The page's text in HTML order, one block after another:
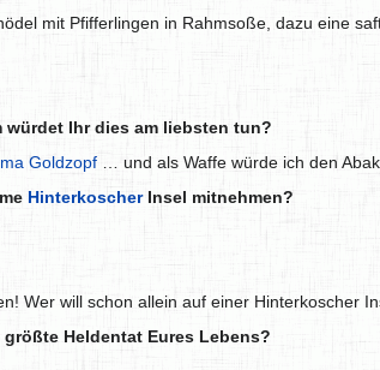
mit Pfifferlingen in Rahmsoße, dazu eine
würdet Ihr dies am liebsten tun?
Goldzopf … und als Waffe würde ich den
HinterkoscherInsel mitnehmen?
Wer will schon allein auf einer Hinterkoscher
Heldentat Eures Lebens?